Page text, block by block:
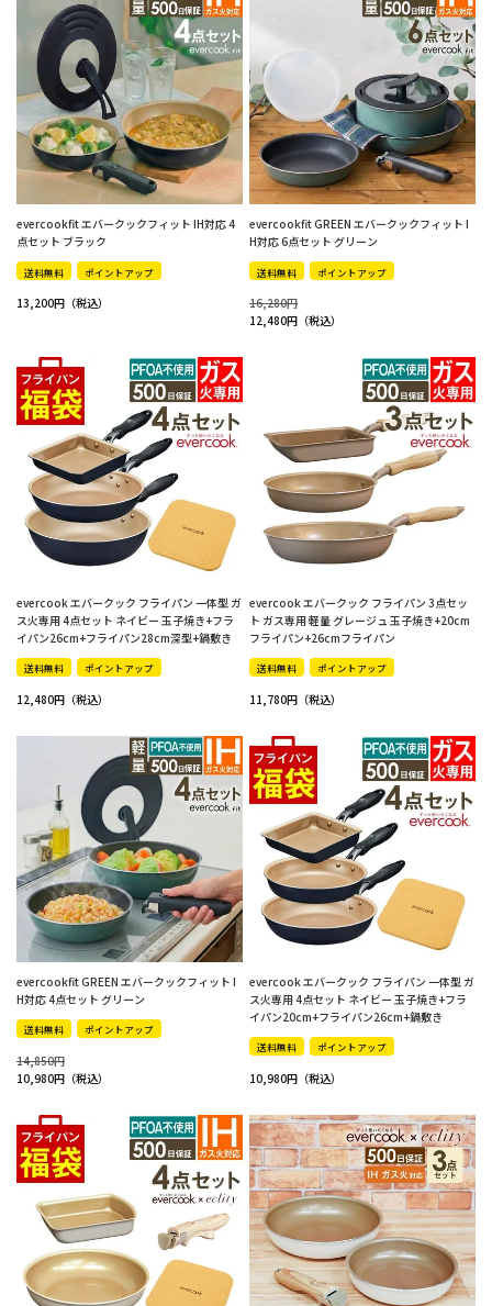
evercookfit エバークックフィット IH対応 4
点セット ブラック
送料無料 ポイントアップ
13,200
evercookfit GREEN エバークックフィット I
H対応 6点セット グリーン
送料無料 ポイントアップ
16,280
12,480
evercook エバークック フライパン 一体型 ガ
ス火専用 4点セット ネイビー 玉子焼き+フラ
イパン26cm+フライパン28cm深型+鍋敷き
送料無料 ポイントアップ
12,480
evercook エバークック フライパン 3点セッ
ト ガス専用 軽量 グレージュ 玉子焼き+20cm
フライパン+26cmフライパン
送料無料 ポイントアップ
11,780
evercookfit GREEN エバークックフィット I
H対応 4点セット グリーン
送料無料 ポイントアップ
14,850
10,980
evercook エバークック フライパン 一体型 ガ
ス火専用 4点セット ネイビー 玉子焼き+フラ
イパン20cm+フライパン26cm+鍋敷き
送料無料 ポイントアップ
10,980